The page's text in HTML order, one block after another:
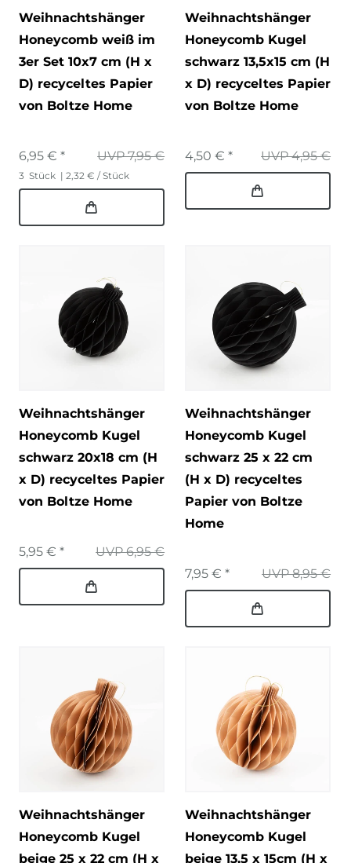
Weihnachtshänger
Honeycomb weiß im
3er Set 10x7 cm (H x
D) recyceltes Papier
von Boltze Home
UVP 7,95 €
6,95 € *
3 Stück | 2,32 € / Stück
Weihnachtshänger
Honeycomb Kugel
schwarz 13,5x15 cm (H
x D) recyceltes Papier
von Boltze Home
UVP 4,95 €
4,50 € *
Weihnachtshänger
Honeycomb Kugel
schwarz 20x18 cm (H
x D) recyceltes Papier
von Boltze Home
UVP 6,95 €
5,95 € *
Weihnachtshänger
Honeycomb Kugel
schwarz 25 x 22 cm
(H x D) recyceltes
Papier von Boltze
Home
UVP 8,95 €
7,95 € *
Weihnachtshänger
Honeycomb Kugel
beige 25 x 22 cm (H x
Weihnachtshänger
Honeycomb Kugel
beige 13,5 x 15cm (H x